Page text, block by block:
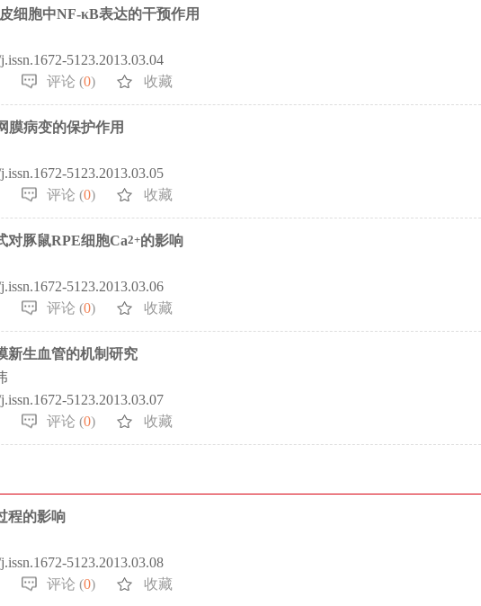
细胞中NF-κB表达的干预作用
5123.2013.03.04
评论 (0) 收藏
膜病变的保护作用
5123.2013.03.05
评论 (0) 收藏
对豚鼠RPE细胞Ca2+的影响
5123.2013.03.06
评论 (0) 收藏
新生血管的机制研究
5123.2013.03.07
评论 (0) 收藏
程的影响
5123.2013.03.08
评论 (0) 收藏